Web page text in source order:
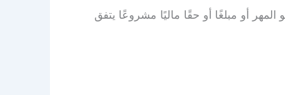
أو مبلغًا أو حقًا ماليًا مشروعًا يتفق